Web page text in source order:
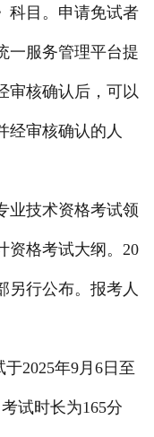
科目。申请免试者
一服务管理平台提
审核确认后，可以
经审核确认的人
技术资格考试领
资格考试大纲。20
另行公布。报考人
2025年9月6日至
试时长为165分